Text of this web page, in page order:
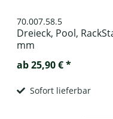
70.007.58.5
Dreieck, Pool,
mm
ab 25,90 € *
Sofort lieferbar